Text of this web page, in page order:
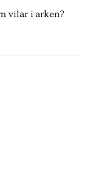
vilar i arken?